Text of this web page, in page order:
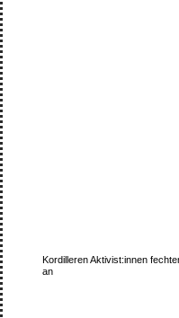
Kordilleren Aktivist:innen
an